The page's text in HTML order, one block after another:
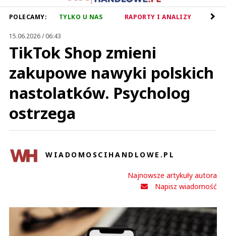
POLECAMY: TYLKO U NAS RAPORTY I ANALIZY
15.06.2026 / 06:43
TikTok Shop zmieni
zakupowe nawyki polskich
nastolatków. Psycholog
ostrzega
WIADOMOSCIHANDLOWE.PL
Najnowsze artykuły autora
Napisz wiadomość